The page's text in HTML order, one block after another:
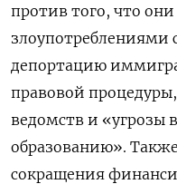
против того, что
злоупотреблениями
депортацию
правовой
ведомств и «угрозы
образованию».
сокращения